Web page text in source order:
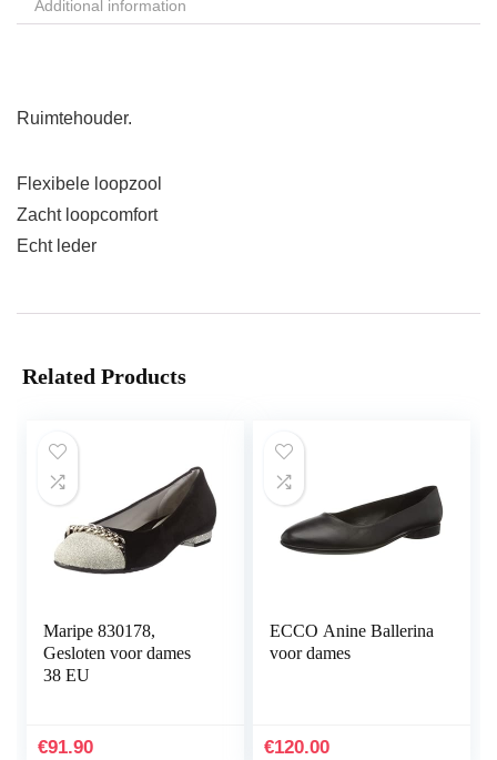
Additional information
Ruimtehouder.
Flexibele loopzool
Zacht loopcomfort
Echt leder
Related Products
Maripe 830178,
Gesloten voor dames
38 EU
€91.90
ECCO Anine Ballerina
voor dames
€120.00